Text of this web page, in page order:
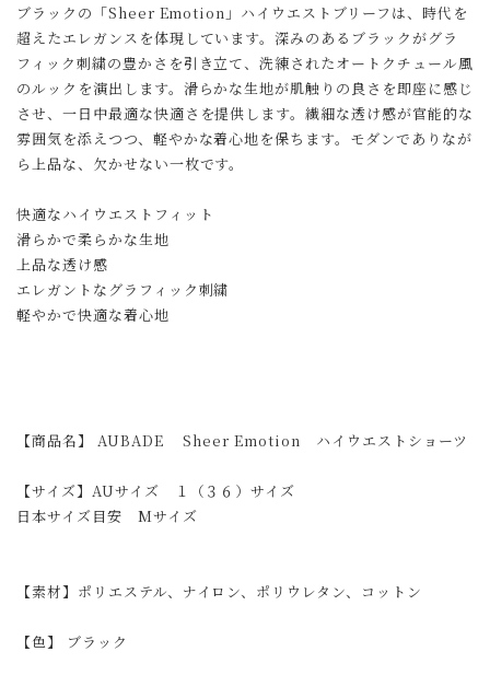
ブラックの「Sheer Emotion」ハイウエストブリーフは、時代を
超えたエレガンスを体現しています。深みのあるブラックがグラ
フィック刺繍の豊かさを引き立て、洗練されたオートクチュール風
のルックを演出します。滑らかな生地が肌触りの良さを即座に感じ
させ、一日中最適な快適さを提供します。繊細な透け感が官能的な
雰囲気を添えつつ、軽やかな着心地を保ちます。モダンでありなが
ら上品な、欠かせない一枚です。
快適なハイウエストフィット
滑らかで柔らかな生地
上品な透け感
エレガントなグラフィック刺繍
軽やかで快適な着心地
【商品名】 AUBADE Sheer Emotion ハイウエストショーツ
【サイズ】AUサイズ １（３６）サイズ
日本サイズ目安 Mサイズ
【素材】ポリエステル、ナイロン、ポリウレタン、コットン
【色】 ブラック